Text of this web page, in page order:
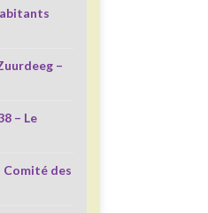
–
– Le
Comité des